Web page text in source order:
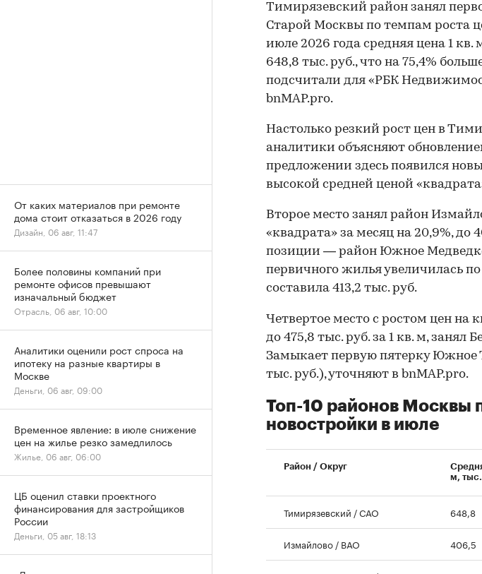
Тимирязевский район занял
Старой Москвы по темпам роста
июле 2026 года средняя цена 1
648,8 тыс. руб., что на 75,4%
подсчитали для «РБК
bnMAP.pro.
Настолько резкий рост цен в
аналитики объясняют
предложении здесь появился
высокой средней ценой
Второе место занял район
«квадрата» за месяц на 20,9%, до
позиции — район Южное
первичного жилья увеличилась
составила 413,2 тыс. руб.
00:00 / 00:00
Четвертое место с ростом цен на
до 475,8 тыс. руб. за 1 кв. м, занял
Замыкает первую пятерку Южное
тыс. руб.), уточняют в bnMAP.pro.
Топ-10 районов Москвы
новостройки в июле
Район / Округ
м,
Тимирязевский / САО 648,8
Измайлово / ВАО 406,5
От каких материалов при ремонте
дома стоит отказаться в 2026 году
Дизайн, 06 авг, 11:47
Более половины компаний при
ремонте офисов превышают
изначальный бюджет
Отрасль, 06 авг, 10:00
Аналитики оценили рост спроса на
ипотеку на разные квартиры в
Москве
Деньги, 06 авг, 09:00
Временное явление: в июле снижение
цен на жилье резко замедлилось
Жилье, 06 авг, 06:00
ЦБ оценил ставки проектного
финансирования для застройщиков
России
Деньги, 05 авг, 18:13